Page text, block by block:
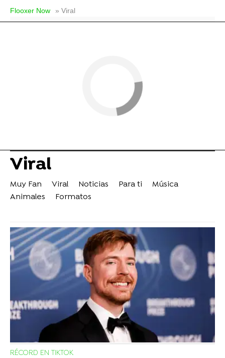
Flooxer Now » Viral
Viral
Muy Fan Viral Noticias Para ti
Música
Animales
Formatos
RÉCORD EN TIKTOK